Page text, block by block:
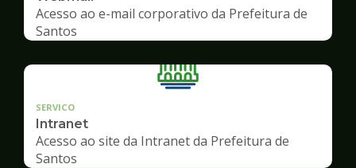
Acesso ao e-mail corporativo da Prefeitura de
Santos
SERVICO
Intranet
Acesso ao site da Intranet da Prefeitura de
Santos